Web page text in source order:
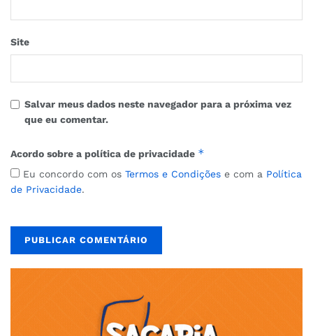
Site
Salvar meus dados neste navegador para a próxima vez
que eu comentar.
Acordo sobre a política de privacidade *
Eu concordo com os Termos e Condições e com a Política
de Privacidade.